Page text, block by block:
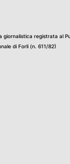
giornalistica registrata al
di Forli (n. 611/82)